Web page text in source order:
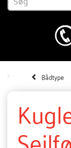
Bådtype